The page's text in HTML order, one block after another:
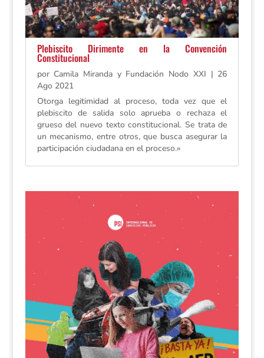
Plebiscito Dirimente en la Convención
Constitucional
por Camila Miranda y Fundación Nodo XXI | 26
Ago 2021
Otorga legitimidad al proceso, toda vez que el
plebiscito de salida solo aprueba o rechaza el
grueso del nuevo texto constitucional. Se trata de
un mecanismo, entre otros, que busca asegurar la
participación ciudadana en el proceso.»